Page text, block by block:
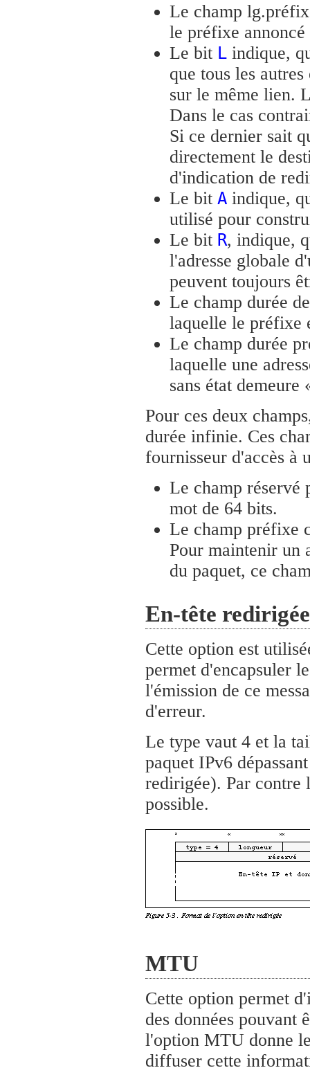
Le champ
le préfixe
Le bit L indique,
que tous les
sur le même lien.
Dans le cas
Si ce dernier sait
directement le
d'indication de
Le bit A indique,
utilisé pour
Le bit R, indique,
l'adresse globale
peuvent toujours
Le champ durée
laquelle le préfixe
Le champ durée
laquelle une
sans état
Pour ces deux
durée infinie. Ces
fournisseur d'accès à
Le champ réservé
mot de 64 bits.
Le champ préfixe
Pour maintenir un
du paquet, ce
En-tête redirigée
Cette option est
permet d'encapsuler
l'émission de ce
d'erreur.
Le type vaut 4 et la
paquet IPv6
redirigée). Par contre
possible.
MTU
Cette option permet
des données pouvant
l'option MTU donne
diffuser cette